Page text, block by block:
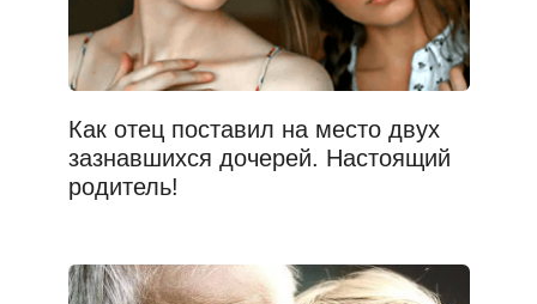
Как отец поставил на место двух
зазнавшихся дочерей. Настоящий
родитель!